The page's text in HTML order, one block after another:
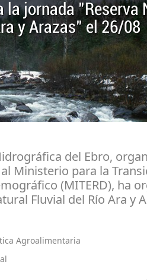
la jornada "Reserva
y Arazas" el 26/08
del Ebro,
Ministerio para la
(MITERD), ha
Fluvial del Río Ara y
Agroalimentaria